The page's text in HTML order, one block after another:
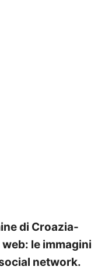
di Croazia-
le immagini
network.